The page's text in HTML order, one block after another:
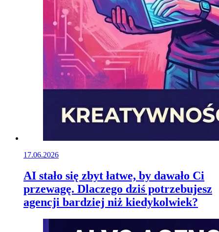
17.06.2026
AI stało się zbyt łatwe, by dawało Ci
przewagę. Dlaczego dziś potrzebujesz
agencji bardziej niż kiedykolwiek?